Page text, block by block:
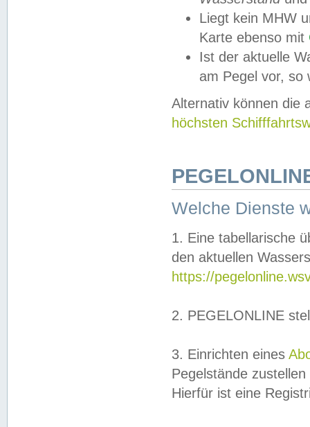
Liegt kein MHW
Karte ebenso mit
Ist der aktuelle
am Pegel vor,
Alternativ können die
höchsten
Welche Dienste
1. Eine tabellarische
den aktuellen
https://
2. PEGELONLINE
3. Einrichten eines
Pegelstände
Hierfür ist eine